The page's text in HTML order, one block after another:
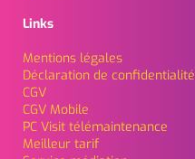
Links
Mentions légales
Déclaration de confidentialité
CGV
CGV Mobile
PC Visit télémaintenance
Meilleur tarif